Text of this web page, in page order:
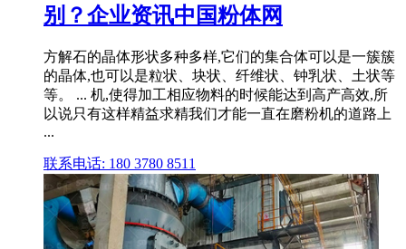
别？企业资讯中国粉体网
方解石的晶体形状多种多样,它们的集合体可以是一簇簇
的晶体,也可以是粒状、块状、纤维状、钟乳状、土状等
等。 ... 机,使得加工相应物料的时候能达到高产高效,所
以说只有这样精益求精我们才能一直在磨粉机的道路上
...
联系电话: 180 3780 8511